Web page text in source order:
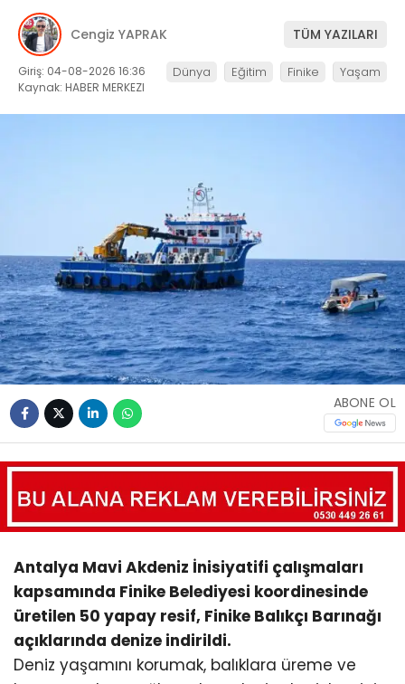
Cengiz YAPRAK TÜM YAZILARI
Giriş: 04-08-2026 16:36
Kaynak: HABER MERKEZI
Dünya Eğitim Finike Yaşam
ABONE OL
Antalya Mavi Akdeniz İnisiyatifi çalışmaları
kapsamında Finike Belediyesi koordinesinde
üretilen 50 yapay resif, Finike Balıkçı Barınağı
açıklarında denize indirildi.
Deniz yaşamını korumak, balıklara üreme ve